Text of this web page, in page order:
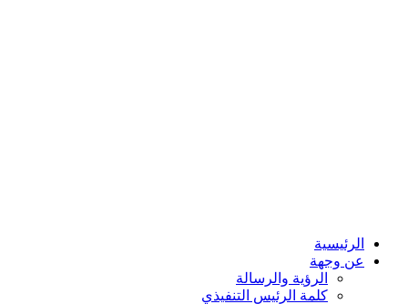
الرئيسية
عن وجهة
الرؤية والرسالة
كلمة الرئيس التنفيذي